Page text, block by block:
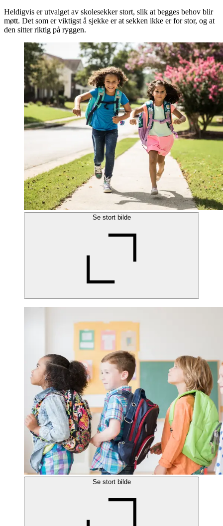
Heldigvis er utvalget av skolesekker stort, slik at begges behov blir
møtt. Det som er viktigst å sjekke er at sekken ikke er for stor, og at
den sitter riktig på ryggen.
Se stort bilde
Se stort bilde